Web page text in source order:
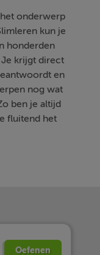
onderwerp
kun je
honderden
krijgt direct
en
nog wat
ben je altijd
fluitend het
Oefenen